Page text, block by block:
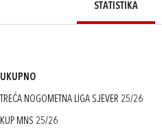
STATISTIKA
UKUPNO
TREĆA NOGOMETNA LIGA SJEVER 25/26
KUP MNS 25/26